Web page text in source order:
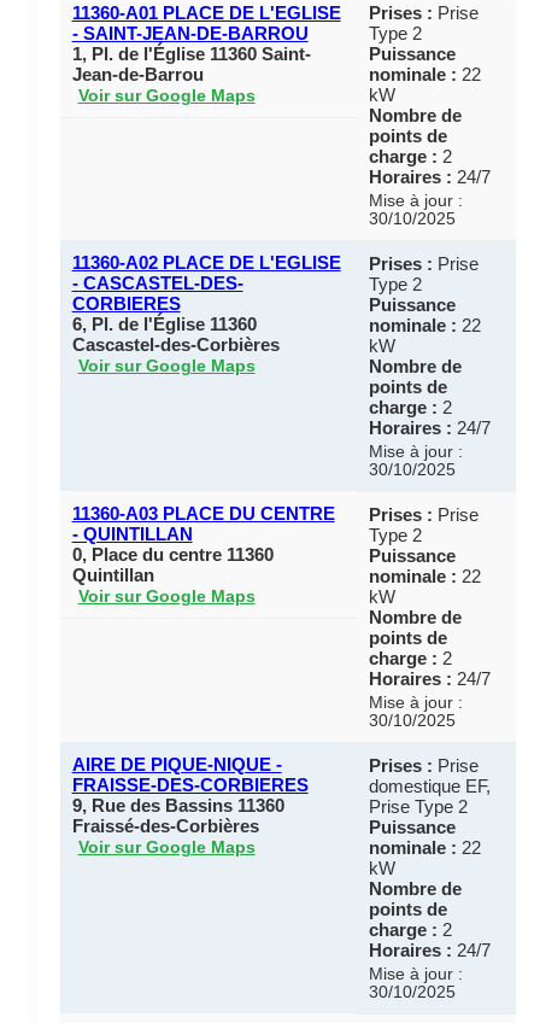
11360-A01 PLACE DE L'EGLISE
- SAINT-JEAN-DE-BARROU
1, Pl. de l'Église 11360 Saint-
Jean-de-Barrou
Voir sur Google Maps
Prises : Prise
Type 2
Puissance
nominale : 22
kW
Nombre de
points de
charge : 2
Horaires : 24/7
Mise à jour :
30/10/2025
11360-A02 PLACE DE L'EGLISE
- CASCASTEL-DES-
CORBIERES
6, Pl. de l'Église 11360
Cascastel-des-Corbières
Voir sur Google Maps
Prises : Prise
Type 2
Puissance
nominale : 22
kW
Nombre de
points de
charge : 2
Horaires : 24/7
Mise à jour :
30/10/2025
11360-A03 PLACE DU CENTRE
- QUINTILLAN
0, Place du centre 11360
Quintillan
Voir sur Google Maps
Prises : Prise
Type 2
Puissance
nominale : 22
kW
Nombre de
points de
charge : 2
Horaires : 24/7
Mise à jour :
30/10/2025
AIRE DE PIQUE-NIQUE -
FRAISSE-DES-CORBIERES
9, Rue des Bassins 11360
Fraissé-des-Corbières
Voir sur Google Maps
Prises : Prise
domestique EF,
Prise Type 2
Puissance
nominale : 22
kW
Nombre de
points de
charge : 2
Horaires : 24/7
Mise à jour :
30/10/2025